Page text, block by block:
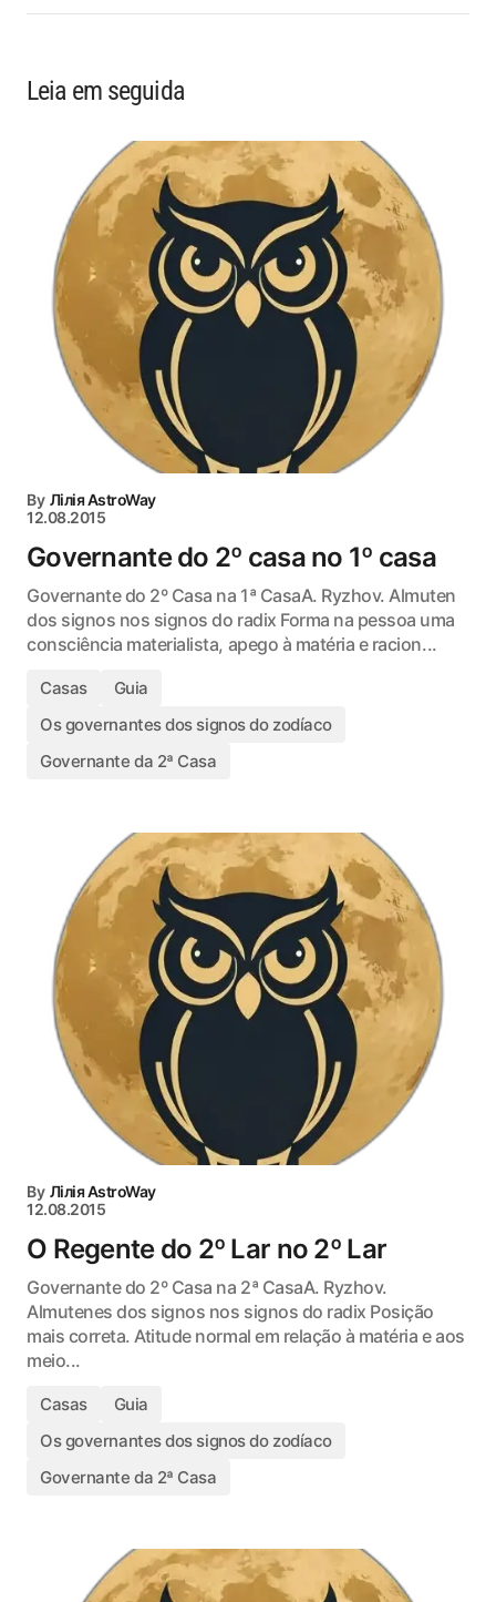
Leia em seguida
By Лілія AstroWay
12.08.2015
Governante do 2º casa no 1º casa
Governante do 2º Casa na 1ª CasaA. Ryzhov. Almuten
dos signos nos signos do radix Forma na pessoa uma
consciência materialista, apego à matéria e racion...
Casas
Guia
Os governantes dos signos do zodíaco
Governante da 2ª Casa
By Лілія AstroWay
12.08.2015
O Regente do 2º Lar no 2º Lar
Governante do 2º Casa na 2ª CasaA. Ryzhov.
Almutenes dos signos nos signos do radix Posição
mais correta. Atitude normal em relação à matéria e aos
meio...
Casas
Guia
Os governantes dos signos do zodíaco
Governante da 2ª Casa